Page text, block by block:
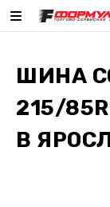
ШИНА
215/
В